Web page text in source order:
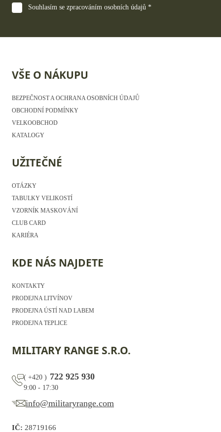
Souhlasím se zpracováním osobních údajů *
VŠE O NÁKUPU
BEZPEČNOST A OCHRANA OSOBNÍCH ÚDAJŮ
OBCHODNÍ PODMÍNKY
VELKOOBCHOD
KATALOGY
UŽITEČNÉ
OTÁZKY
TABULKY VELIKOSTÍ
VZORNÍK MASKOVÁNÍ
CLUB CARD
KARIÉRA
KDE NÁS NAJDETE
KONTAKTY
PRODEJNA LITVÍNOV
PRODEJNA ÚSTÍ NAD LABEM
PRODEJNA TEPLICE
MILITARY RANGE S.R.O.
( +420 ) 722 925 930
9:00 - 17:30
info@militaryrange.com
IČ: 28719166